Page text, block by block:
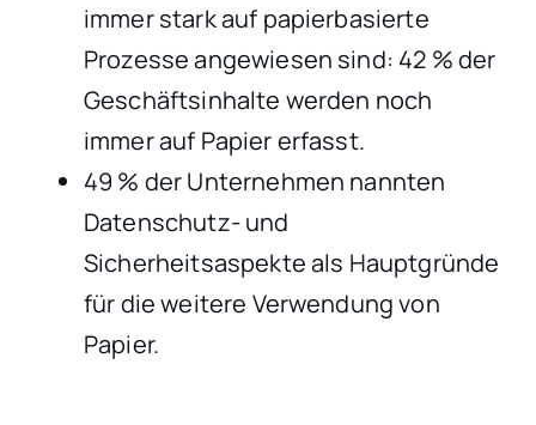
immer stark auf papierbasierte
Prozesse angewiesen sind: 42 % der
Geschäftsinhalte werden noch
immer auf Papier erfasst.
49 % der Unternehmen nannten
Datenschutz- und
Sicherheitsaspekte als Hauptgründe
für die weitere Verwendung von
Papier.